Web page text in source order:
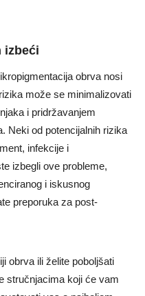
izbeći
obrva nosi
može se minimalizovati
i pridržavanjem
Neki od potencijalnih rizika
infekcije i
izbegli ove probleme,
i iskusnog
preporuka za post-
obrva ili želite poboljšati
stručnjacima koji će vam